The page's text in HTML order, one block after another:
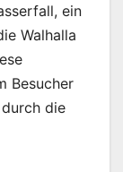
ein
Walhalla
Besucher
die